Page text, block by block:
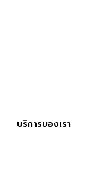
บริการของเรา